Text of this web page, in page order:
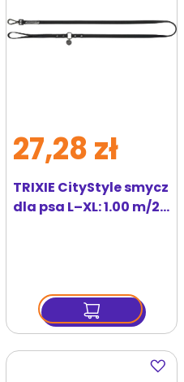
TRIXIE CityStyle smycz
dla psa L–XL: 1.00 m/20
27,28 zł
Dodaj
do